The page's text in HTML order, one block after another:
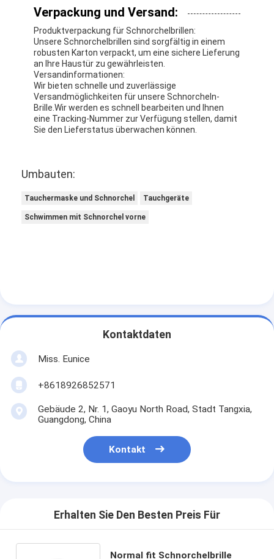
Verpackung und Versand:
Produktverpackung für Schnorchelbrillen:
Unsere Schnorchelbrillen sind sorgfältig in einem
robusten Karton verpackt, um eine sichere Lieferung
an Ihre Haustür zu gewährleisten.
Versandinformationen:
Wir bieten schnelle und zuverlässige
Versandmöglichkeiten für unsere Schnorcheln-
Brille.Wir werden es schnell bearbeiten und Ihnen
eine Tracking-Nummer zur Verfügung stellen, damit
Sie den Lieferstatus überwachen können.
Umbauten:
Tauchermaske und Schnorchel Tauchgeräte
Schwimmen mit Schnorchel vorne
Kontaktdaten
Miss. Eunice
+8618926852571
Gebäude 2, Nr. 1, Gaoyu North Road, Stadt Tangxia,
Guangdong, China
Kontakt
Erhalten Sie Den Besten Preis Für
Normal fit Schnorchelbrille